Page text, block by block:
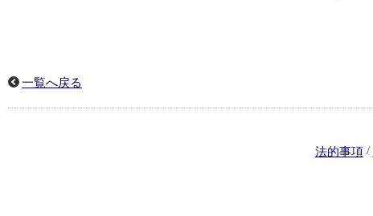
一覧へ戻る
法的事項 /